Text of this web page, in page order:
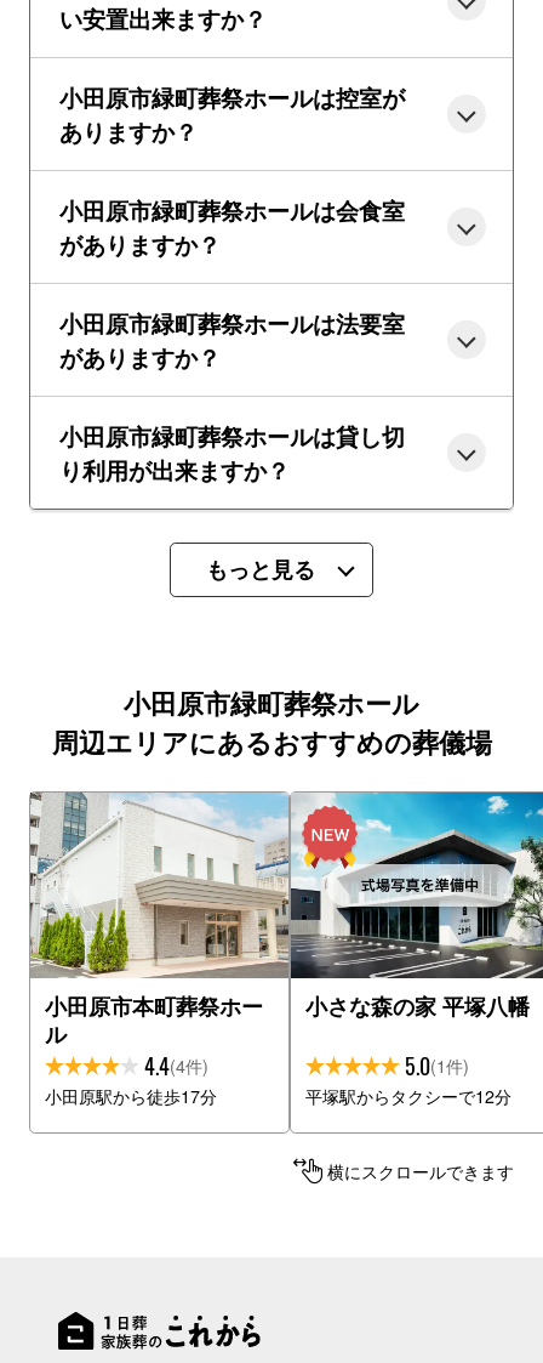
い安置出来ますか？
小田原市緑町葬祭ホールは控室が
ありますか？
小田原市緑町葬祭ホールは会食室
がありますか？
小田原市緑町葬祭ホールは法要室
がありますか？
小田原市緑町葬祭ホールは貸し切
り利用が出来ますか？
もっと見る
小田原市緑町葬祭ホール
周辺エリアにあるおすすめの葬儀場
小田原市本町葬祭ホー
ル
4.4(4件)
小田原駅から徒歩17分
小さな森の家 平塚八幡
5.0(1件)
平塚駅からタクシーで12分
横にスクロールできます